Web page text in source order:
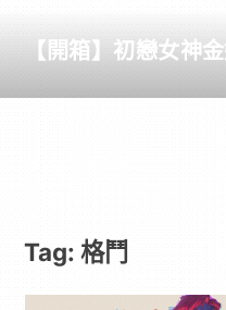
-
遊
動
【開箱】初戀女神
Tag: 格鬥